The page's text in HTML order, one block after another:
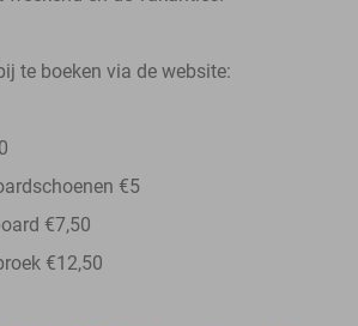
te boeken via de website:
€5
€7,50
€12,50